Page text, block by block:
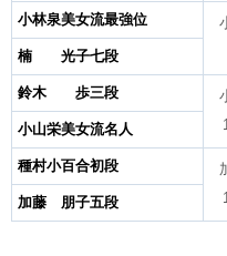
小林泉美女流最強位
楠 光子七段
鈴木 歩三段
小山栄美女流名人
種村小百合初段
加藤 朋子五段